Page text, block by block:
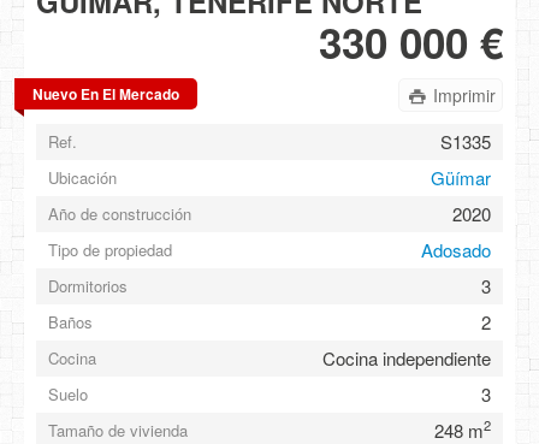
330 000 €
Nuevo En El Mercado Imprimir
Ref. S1335
Ubicación Güímar
Año de construcción 2020
Tipo de propiedad Adosado
Dormitorios 3
Baños 2
Cocina Cocina independiente
Suelo 3
Tamaño de vivienda 248 m2